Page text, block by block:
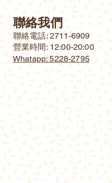
聯絡我們
​聯絡電話: 2711-6909
營業時間: 12:00-20:00
Whatapp: 5228-2795